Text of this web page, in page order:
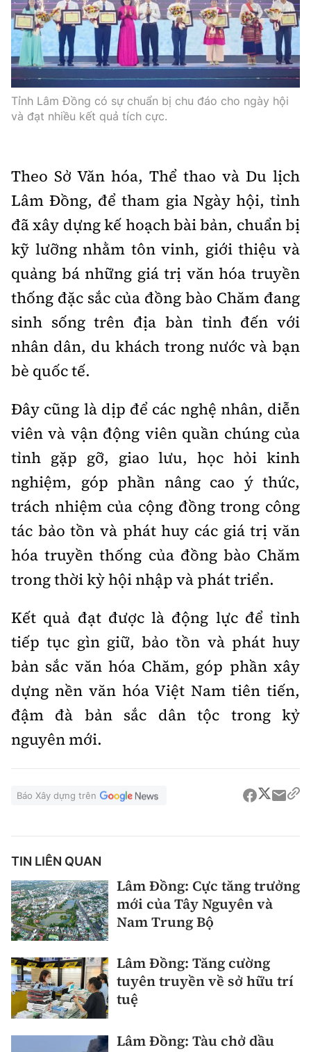
Tỉnh Lâm Đồng có sự chuẩn bị chu đáo cho ngày hội
và đạt nhiều kết quả tích cực.
Theo Sở Văn hóa, Thể thao và Du lịch
Lâm Đồng, để tham gia Ngày hội, tỉnh
đã xây dựng kế hoạch bài bản, chuẩn bị
kỹ lưỡng nhằm tôn vinh, giới thiệu và
quảng bá những giá trị văn hóa truyền
thống đặc sắc của đồng bào Chăm đang
sinh sống trên địa bàn tỉnh đến với
nhân dân, du khách trong nước và bạn
bè quốc tế.
Đây cũng là dịp để các nghệ nhân, diễn
viên và vận động viên quần chúng của
tỉnh gặp gỡ, giao lưu, học hỏi kinh
nghiệm, góp phần nâng cao ý thức,
trách nhiệm của cộng đồng trong công
tác bảo tồn và phát huy các giá trị văn
hóa truyền thống của đồng bào Chăm
trong thời kỳ hội nhập và phát triển.
Kết quả đạt được là động lực để tỉnh
tiếp tục gìn giữ, bảo tồn và phát huy
bản sắc văn hóa Chăm, góp phần xây
dựng nền văn hóa Việt Nam tiên tiến,
đậm đà bản sắc dân tộc trong kỷ
nguyên mới.
Báo Xây dựng trên
TIN LIÊN QUAN
Lâm Đồng: Cực tăng trưởng
mới của Tây Nguyên và
Nam Trung Bộ
Lâm Đồng: Tăng cường
tuyên truyền về sở hữu trí
tuệ
Lâm Đồng: Tàu chở dầu